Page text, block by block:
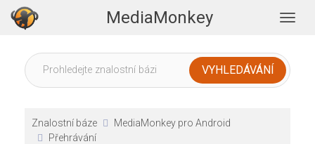
MediaMonkey
Znalostní báze
MediaMonkey pro Android
Přehrávání